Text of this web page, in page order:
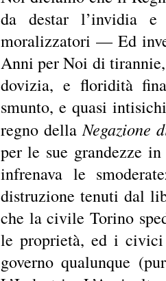
da destar l’invidia
moralizzatori — Ed
Anni per Noi di
dovizia, e floridità
smunto, e quasi
regno dellaNegazione
per le sue grandezze
infrenava le
distruzione tenuti dal
che la civile Torino
le proprietà, ed i
governo qualunque